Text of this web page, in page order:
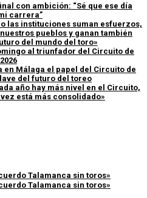
con ambición: “Sé que ese día
carrera”
las instituciones suman esfuerzos,
pueblos y ganan también
del mundo del toro»
al triunfador del Circuito de
Málaga el papel del Circuito de
del futuro del toreo
año hay más nivel en el Circuito,
está más consolidado»